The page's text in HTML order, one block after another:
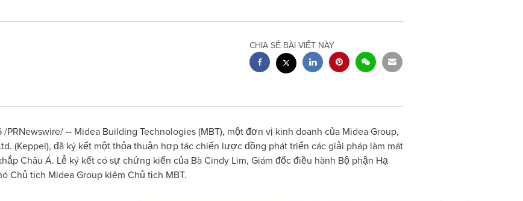
CHIA SẺ BÀI VIẾT NÀY
/PRNewswire/ -- Midea Building Technologies (MBT), một đơn vị kinh doanh của Midea Group,
(Keppel), đã ký kết một thỏa thuận hợp tác chiến lược đồng phát triển các giải pháp làm mát
Châu Á. Lễ ký kết có sự chứng kiến của Bà Cindy Lim, Giám đốc điều hành Bộ phận Hạ
Chủ tịch Midea Group kiêm Chủ tịch MBT.